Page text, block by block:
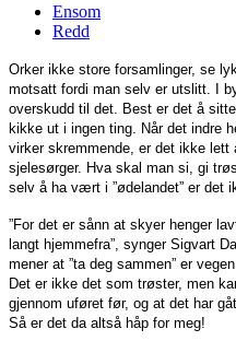
Ensom
Redd
Orker ikke store forsamlinger, se
motsatt fordi man selv er utslitt. I
overskudd til det. Best er det å
kikke ut i ingen ting. Når det indre
virker skremmende, er det ikke
sjelesørger. Hva skal man si, gi
selv å ha vært i ”ødelandet” er det
”For det er sånn at skyer henger
langt hjemmefra”, synger Sigvart
mener at ”ta deg sammen” er
Det er ikke det som trøster, men
gjennom uføret før, og at det har
Så er det da altså håp for meg!